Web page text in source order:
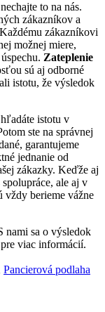
to na nás.
zákazníkov a
zákazníkovi
možnej miere,
Zateplenie
sú aj odborné
istotu, že výsledok
istotu v
ste na správnej
garantujeme
jednanie od
zákazky. Keďže aj
ale aj v
vždy berieme vážne
nami sa o výsledok
viac informácií.
Pancierová podlaha